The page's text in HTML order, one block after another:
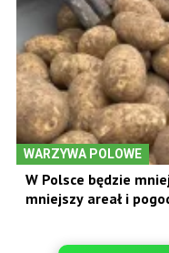
WARZYWA POLOWE
W Polsce będzie
mniejszy areał i